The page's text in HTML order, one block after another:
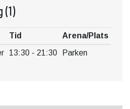
Donatas Kveselys,
Prajapati
med fyra komiker från
Filip Hjelmér, Karin
Salazar
(1)
Tid
Arena/Plats
13:30 - 21:30 Parken